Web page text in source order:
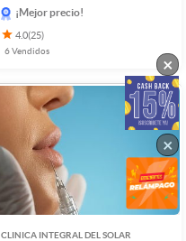
¡Mejor precio!
4.0(25)
6Vendidos
CLINICA INTEGRAL DEL SOLAR
×
×